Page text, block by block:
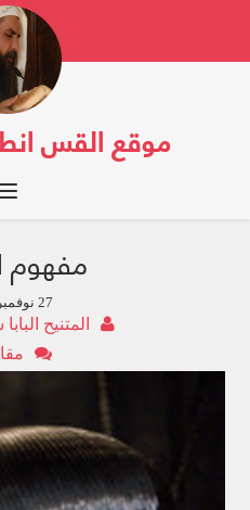
موقع القس
مفهوم
27 نوفمبر 2019
المتنيح